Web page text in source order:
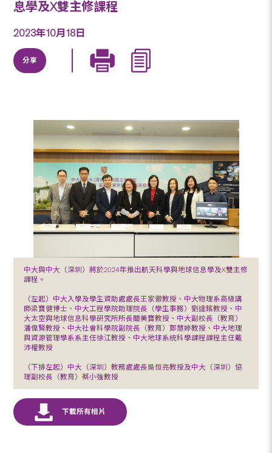
息學及X雙主修課程
2023年10月18日
分享
中大與中大（深圳）將於2024年推出航天科學與地球信息學及X雙主修
課程。
（左起）中大入學及學生資助處處長王家徹教授、中大物理系高級講
師梁寶健博士、中大工程學院助理院長（學生事務）劉達銘教授、中
大太空與地球信息科學研究所所長關美寶教授、中大副校長（教育）
潘偉賢教授、中大社會科學院副院長（教育）鄭慧婷教授、中大地理
與資源管理學系系主任徐江教授、中大地球系統科學課程課程主任戴
沛權教授
（下排左起）中大（深圳）教務處處長吳恒亮教授及中大（深圳）協
理副校長（教育）蔡小強教授